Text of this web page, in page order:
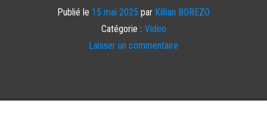
Publié le 15 mai 2025 par Killian BOREZO
Catégorie : Video
Laisser un commentaire